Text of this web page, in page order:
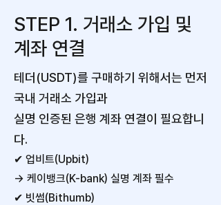
STEP 1. 거래소 가입 및
계좌 연결
테더(USDT)를 구매하기 위해서는 먼저
국내 거래소 가입과
실명 인증된 은행 계좌 연결이 필요합니
다.
✔ 업비트(Upbit)
→ 케이뱅크(K-bank) 실명 계좌 필수
✔ 빗썸(Bithumb)